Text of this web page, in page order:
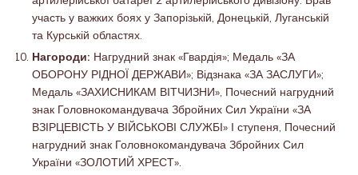
участь у важких боях у Запорізькій, Донецькій, Луганській
та Курській областях.
Нагороди: Нагрудний знак «Гвардія»; Медаль «ЗА
ОБОРОНУ РІДНОЇ ДЕРЖАВИ»; Відзнака «ЗА ЗАСЛУГИ»;
Медаль «ЗАХИСНИКАМ ВІТЧИЗНИ», Почесний нагрудний
знак Головнокомандувача Збройних Сил України «ЗА
ВЗІРЦЕВІСТЬ У ВІЙСЬКОВІ СЛУЖБІ» І ступеня, Почесний
нагрудний знак Головнокомандувача Збройних Сил
України «ЗОЛОТИЙ ХРЕСТ».